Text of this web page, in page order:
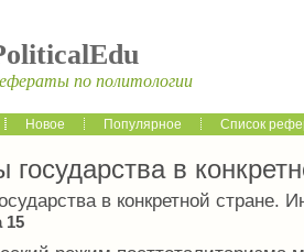
по политологии
Новое Популярное Список
в
в конкретной стране.
15